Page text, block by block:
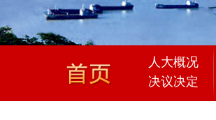
人大概况
决议决定